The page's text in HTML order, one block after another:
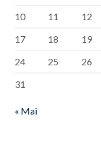
10
11 12
17
18 19
24
25 26
31
« Mai